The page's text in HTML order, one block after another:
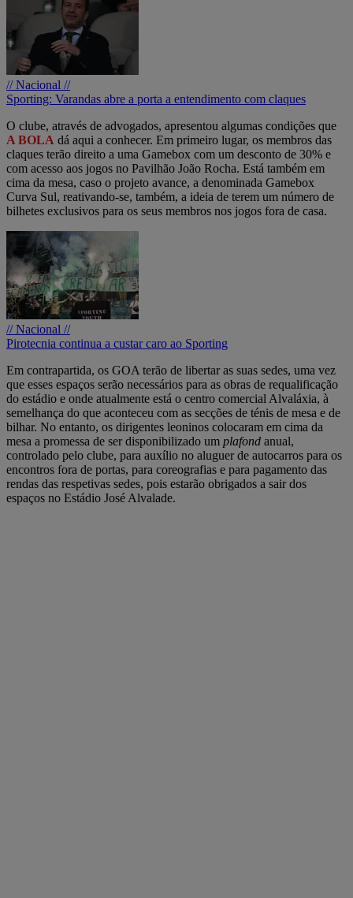
// Nacional //
Sporting: Varandas abre a porta a entendimento com claques
O clube, através de advogados, apresentou algumas condições que
A BOLA dá aqui a conhecer. Em primeiro lugar, os membros das
claques terão direito a uma Gamebox com um desconto de 30% e
com acesso aos jogos no Pavilhão João Rocha. Está também em
cima da mesa, caso o projeto avance, a denominada Gamebox
Curva Sul, reativando-se, também, a ideia de terem um número de
bilhetes exclusivos para os seus membros nos jogos fora de casa.
// Nacional //
Pirotecnia continua a custar caro ao Sporting
Em contrapartida, os GOA terão de libertar as suas sedes, uma vez
que esses espaços serão necessários para as obras de requalificação
do estádio e onde atualmente está o centro comercial Alvaláxia, à
semelhança do que aconteceu com as secções de ténis de mesa e de
bilhar. No entanto, os dirigentes leoninos colocaram em cima da
mesa a promessa de ser disponibilizado um plafond anual,
controlado pelo clube, para auxílio no aluguer de autocarros para os
encontros fora de portas, para coreografias e para pagamento das
rendas das respetivas sedes, pois estarão obrigados a sair dos
espaços no Estádio José Alvalade.